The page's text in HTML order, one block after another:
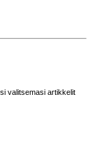
valitsemasi artikkelit